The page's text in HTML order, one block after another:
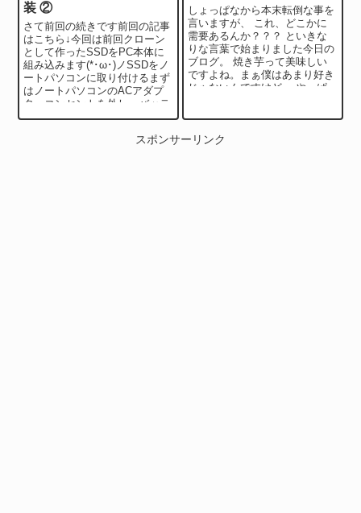
装 ②
さて前回の続きです前回の記事
はこちら↓今回は前回クローン
として作ったSSDをPC本体に
組み込みます(*･ω･)ノSSDをノ
ートパソコンに取り付けるまず
はノートパソコンのACアダプ
ターコンセントを外し、バッテ
リーを外しますそのまま大事を
しょっぱなから本末転倒な事を
言いますが、 これ、どこかに
需要あるんか？？？ といきな
りな言葉で始まりました今日の
ブログ。 焼き芋って美味しい
ですよね。まぁ僕はあまり好き
じゃないんですけど。 やっぱ
スポンサーリンク